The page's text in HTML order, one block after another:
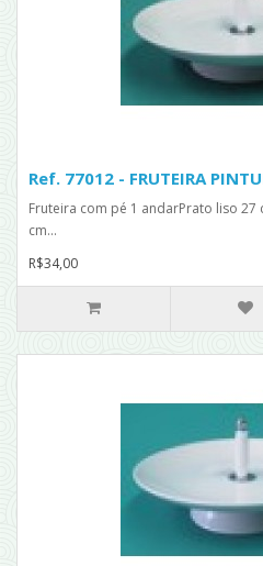
Ref. 77012 - FRUTEIRA
Fruteira com pé 1 andarPrato liso
cm...
R$34,00